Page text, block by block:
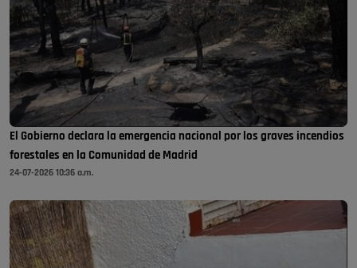
El Gobierno declara la emergencia nacional por los graves incendios
forestales en la Comunidad de Madrid
24-07-2026 10:36 a.m.